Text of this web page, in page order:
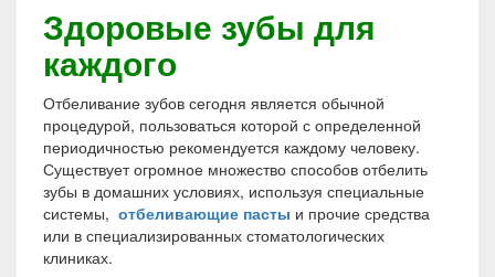
Здоровые зубы для
каждого
Отбеливание зубов сегодня является обычной
процедурой, пользоваться которой с определенной
периодичностью рекомендуется каждому человеку.
Существует огромное множество способов отбелить
зубы в домашних условиях, используя специальные
системы, отбеливающие пасты и прочие средства
или в специализированных стоматологических
клиниках.